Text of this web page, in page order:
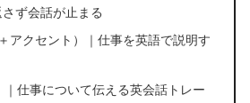
ず会話が止まる
アクセント）｜仕事を英語で説明す
｜仕事について伝える英会話トレー